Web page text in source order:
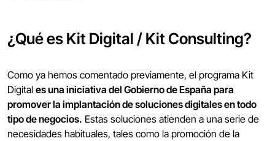
¿Qué es Kit Digital / Kit Consulting?
Como ya hemos comentado previamente, el programa Kit
Digital es una iniciativa del Gobierno de España para
promover la implantación de soluciones digitales en todo
tipo de negocios. Estas soluciones atienden a una serie de
necesidades habituales, tales como la promoción de la